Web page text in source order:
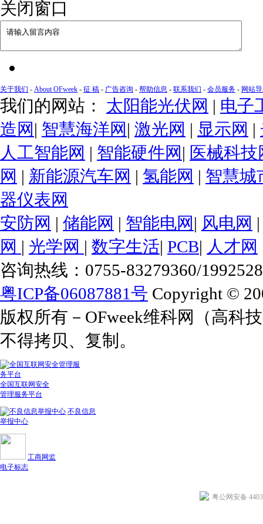
关闭窗口
关于我们 - About OFweek - 征 稿 - 广告咨询 - 帮助信息 - 联系我们 - 会员服务 - 网站
我们的网站： 太阳能光伏网 | 电子
造网 | 智慧海洋网 | 激光网 | 显示网 |
人工智能网 | 智能硬件网 | 医械科技
网 | 新能源汽车网 | 氢能网 | 智慧城
器仪表网
安防网 | 储能网 | 智能电网 | 风电网
网 | 光学网 | 数字生活| PCB| 人才网
咨询热线：0755-83279360/
粤ICP备06087881号 Copyright ©
版权所有－OFweek维科网（高科
不得拷贝、复制。
全国互联网安全
管理服务平台
不良信息
举报中心
工商网监
电子标志
粤公网安备